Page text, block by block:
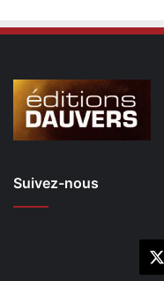
Suivez-nous